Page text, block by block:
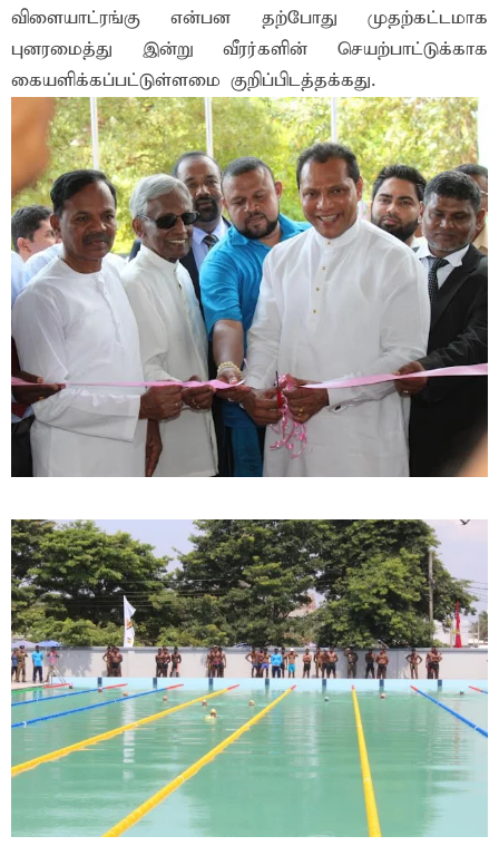
விளையாட்ரங்கு என்பன தற்போது முதற்கட்டமாக
புனரமைத்து இன்று வீரர்களின் செயற்பாட்டுக்காக
கையளிக்கப்பட்டுள்ளமை குறிப்பிடத்தக்கது.